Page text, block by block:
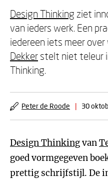
Design Thinking ziet
van ieders werk. Een
iedereen iets meer
Dekker stelt niet teleur
Thinking.
Peter de Roode | 30
Design Thinkingvan
goed vormgegeven
prettig schrijfstijl. De